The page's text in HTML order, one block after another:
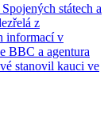
státech a
z
informací v
BBC a agentura
stanovil kauci ve